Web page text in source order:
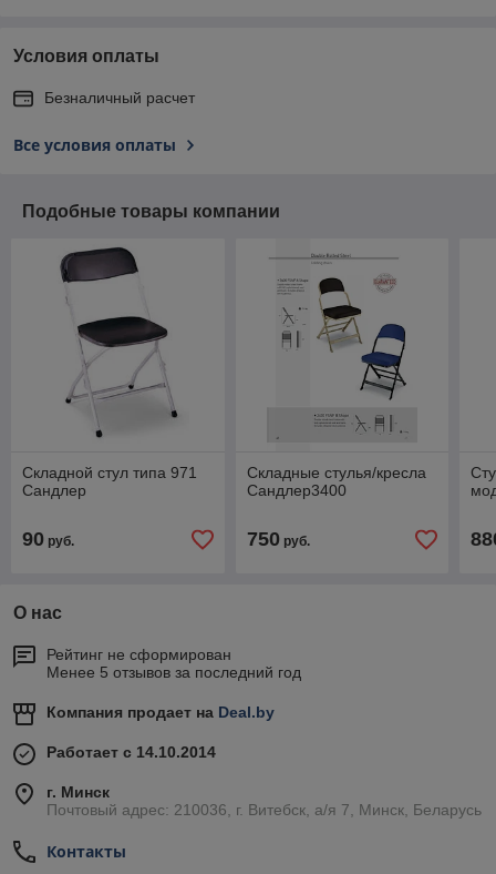
Условия оплаты
Безналичный расчет
Все условия оплаты
Подобные товары компании
Складной стул типа 971
Сандлер
90 руб.
Складные стулья/кресла
Сандлер3400
750руб.
О нас
Рейтинг не сформирован
Менее 5 отзывов за последний год
Компания продает на Deal.by
Работает с 14.10.2014
г. Минск
Почтовый адрес: 210036, г. Витебск, а/я 7, Минск, Беларусь
Контакты